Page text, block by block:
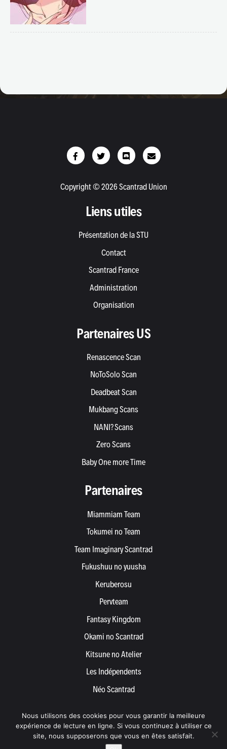
Copyright © 2026 Scantrad Union
Liens utiles
Présentation de la STU
Contact
Scantrad France
Administration
Organisation
Partenaires US
Renascence Scan
NoToSolo Scan
Deadbeat Scan
Mukbang Scans
NANI? Scans
Zero Scans
Baby One more Time
Partenaires
Miammiam Team
Tokumei no Team
Team Imaginary Scantrad
Fukushuu no yuusha
Keruberosu
Pervteam
Fantasy Kingdom
Okami no Scantrad
Kitsune no Atelier
Les Indépendents
Néo Scantrad
Devenir partenaire
Nous utilisons des cookies pour vous garantir la meilleure
expérience de lecture en ligne. Si vous continuez à utiliser ce
site, nous supposerons que vous en êtes satisfait.